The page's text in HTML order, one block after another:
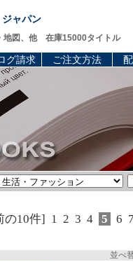
ャパン
地図、他 在庫15000タイトル
グ請求 ご注文方法
の10件] 1 2 3 4 5 6
並べ